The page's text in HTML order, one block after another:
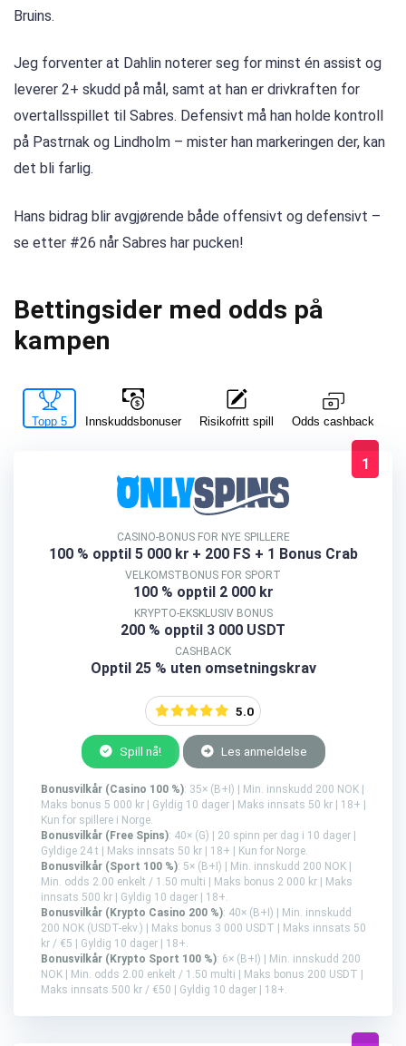
Bruins.
Jeg forventer at Dahlin noterer seg for minst én assist og
leverer 2+ skudd på mål, samt at han er drivkraften for
overtallsspillet til Sabres. Defensivt må han holde kontroll
på Pastrnak og Lindholm – mister han markeringen der, kan
det bli farlig.
Hans bidrag blir avgjørende både offensivt og defensivt –
se etter #26 når Sabres har pucken!
Bettingsider med odds på
kampen
Topp 5 Innskuddsbonuser Risikofritt spill Odds cashback
1
CASINO-BONUS FOR NYE SPILLERE
100 % opptil 5 000 kr + 200 FS + 1 Bonus Crab
VELKOMSTBONUS FOR SPORT
100 % opptil 2 000 kr
KRYPTO-EKSKLUSIV BONUS
200 % opptil 3 000 USDT
CASHBACK
Opptil 25 % uten omsetningskrav
5.0
Spill nå! Les anmeldelse
Bonusvilkår (Casino 100 %): 35× (B+I) | Min. innskudd 200 NOK |
Maks bonus 5 000 kr | Gyldig 10 dager | Maks innsats 50 kr | 18+ |
Kun for spillere i Norge.
Bonusvilkår (Free Spins): 40× (G) | 20 spinn per dag i 10 dager |
Gyldige 24 t | Maks innsats 50 kr | 18+ | Kun for Norge.
Bonusvilkår (Sport 100 %): 5× (B+I) | Min. innskudd 200 NOK |
Min. odds 2.00 enkelt / 1.50 multi | Maks bonus 2 000 kr | Maks
innsats 500 kr | Gyldig 10 dager | 18+.
Bonusvilkår (Krypto Casino 200 %): 40× (B+I) | Min. innskudd
200 NOK (USDT-ekv.) | Maks bonus 3 000 USDT | Maks innsats 50
kr / €5 | Gyldig 10 dager | 18+.
Bonusvilkår (Krypto Sport 100 %): 6× (B+I) | Min. innskudd 200
NOK | Min. odds 2.00 enkelt / 1.50 multi | Maks bonus 200 USDT |
Maks innsats 500 kr / €50 | Gyldig 10 dager | 18+.